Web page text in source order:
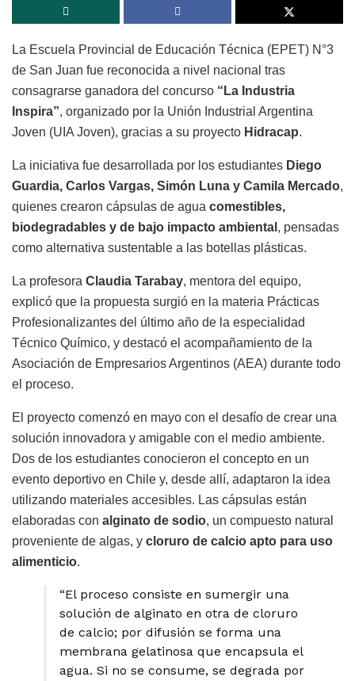
La Escuela Provincial de Educación Técnica (EPET) N°3
de San Juan fue reconocida a nivel nacional tras
consagrarse ganadora del concurso “La Industria
Inspira”, organizado por la Unión Industrial Argentina
Joven (UIA Joven), gracias a su proyecto Hidracap.
La iniciativa fue desarrollada por los estudiantes Diego
Guardia, Carlos Vargas, Simón Luna y Camila Mercado,
quienes crearon cápsulas de agua comestibles,
biodegradables y de bajo impacto ambiental , pensadas
como alternativa sustentable a las botellas plásticas.
La profesora Claudia Tarabay, mentora del equipo,
explicó que la propuesta surgió en la materia Prácticas
Profesionalizantes del último año de la especialidad
Técnico Químico, y destacó el acompañamiento de la
Asociación de Empresarios Argentinos (AEA) durante todo
el proceso.
El proyecto comenzó en mayo con el desafío de crear una
solución innovadora y amigable con el medio ambiente.
Dos de los estudiantes conocieron el concepto en un
evento deportivo en Chile y, desde allí, adaptaron la idea
utilizando materiales accesibles. Las cápsulas están
elaboradas con alginato de sodio, un compuesto natural
proveniente de algas, y cloruro de calcio apto para uso
alimenticio.
“El proceso consiste en sumergir una
solución de alginato en otra de cloruro
de calcio; por difusión se forma una
membrana gelatinosa que encapsula el
agua. Si no se consume, se degrada por